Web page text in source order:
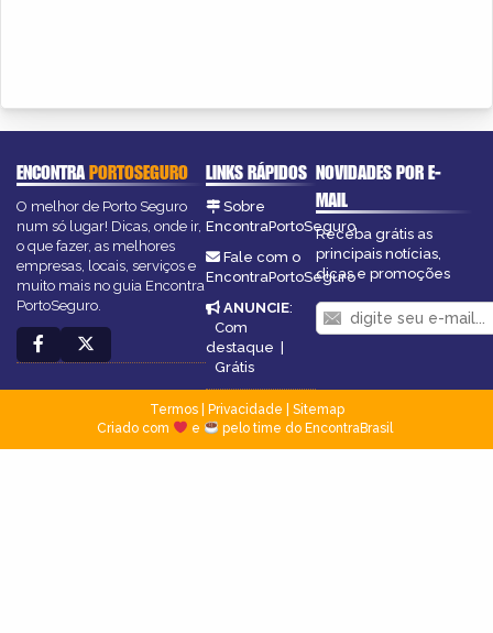
ENCONTRAPORTOSEGURO
O melhor de Porto Seguro
num só lugar! Dicas, onde ir,
o que fazer, as melhores
empresas, locais, serviços e
muito mais no guia Encontra
PortoSeguro.
LINKS RÁPIDOS
Sobre
EncontraPortoSeguro
Fale com o
EncontraPortoSeguro
ANUNCIE:
Com
destaque |
Grátis
NOVIDADES POR E-
MAIL
Receba grátis as
principais notícias,
dicas e promoções
Termos| Privacidade
Sitemap
Criado com
e pelo time do EncontraBrasil